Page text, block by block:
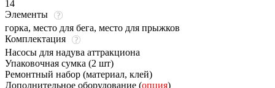
14
Элементы
горка, место для бега, место для прыжков
Комплектация
Насосы для надува аттракциона
Упаковочная сумка (2 шт)
Ремонтный набор (материал, клей)
Дополнительное оборудование (опция)